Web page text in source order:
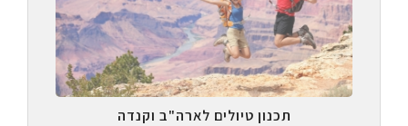
תכנון טיולים לארה"ב וקנדה